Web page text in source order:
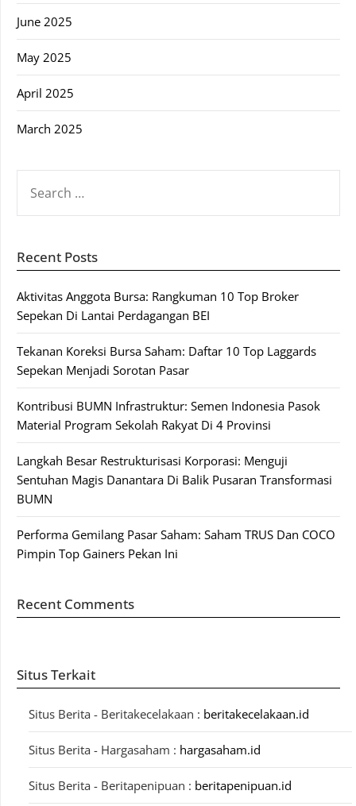
June 2025
May 2025
April 2025
March 2025
FOR:
Recent Posts
Aktivitas Anggota Bursa: Rangkuman 10 Top Broker
Sepekan Di Lantai Perdagangan BEI
Tekanan Koreksi Bursa Saham: Daftar 10 Top Laggards
Sepekan Menjadi Sorotan Pasar
Kontribusi BUMN Infrastruktur: Semen Indonesia Pasok
Material Program Sekolah Rakyat Di 4 Provinsi
Langkah Besar Restrukturisasi Korporasi: Menguji
Sentuhan Magis Danantara Di Balik Pusaran Transformasi
BUMN
Performa Gemilang Pasar Saham: Saham TRUS Dan COCO
Pimpin Top Gainers Pekan Ini
Recent Comments
Situs Terkait
Situs Berita - Beritakecelakaan : beritakecelakaan.id
Situs Berita - Hargasaham : hargasaham.id
Situs Berita - Beritapenipuan : beritapenipuan.id